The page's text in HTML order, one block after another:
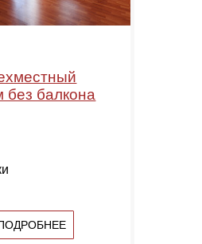
без балкона